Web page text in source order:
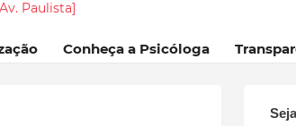
Paulista]
Conheça a Psicóloga